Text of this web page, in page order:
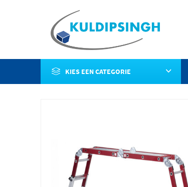
KIES EEN CATEGORIE